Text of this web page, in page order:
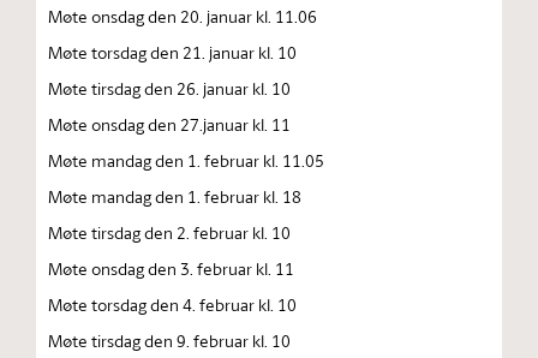
Møte onsdag den 20. januar kl. 11.06
Møte torsdag den 21. januar kl. 10
Møte tirsdag den 26. januar kl. 10
Møte onsdag den 27.januar kl. 11
Møte mandag den 1. februar kl. 11.05
Møte mandag den 1. februar kl. 18
Møte tirsdag den 2. februar kl. 10
Møte onsdag den 3. februar kl. 11
Møte torsdag den 4. februar kl. 10
Møte tirsdag den 9. februar kl. 10